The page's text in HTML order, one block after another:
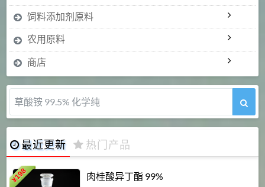
饲料添加剂原料
农用原料
商店
草酸铵 99.5% 化学纯
最近更新 热门产品
¥
198 肉桂酸异丁酯 99%